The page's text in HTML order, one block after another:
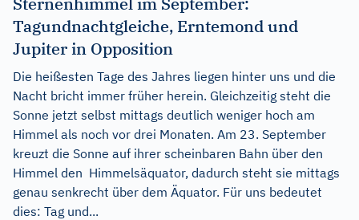
Tagundnachtgleiche, Erntemond und
Jupiter in Opposition
Die heißesten Tage des Jahres liegen hinter uns und die
Nacht bricht immer früher herein. Gleichzeitig steht die
Sonne jetzt selbst mittags deutlich weniger hoch am
Himmel als noch vor drei Monaten. Am 23. September
kreuzt die Sonne auf ihrer scheinbaren Bahn über den
Himmel den Himmelsäquator, dadurch steht sie mittags
genau senkrecht über dem Äquator. Für uns bedeutet
dies: Tag und...